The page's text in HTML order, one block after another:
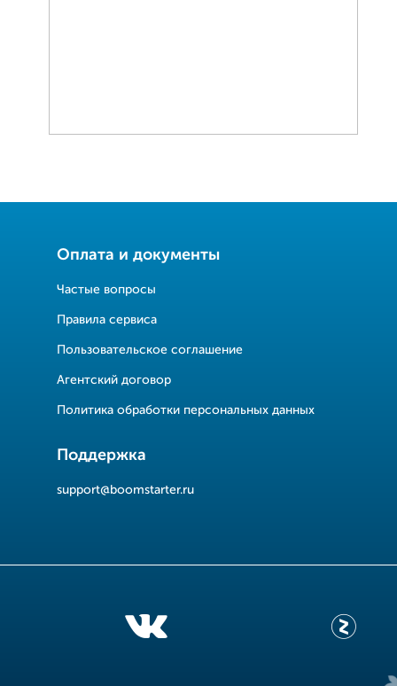
Оплата и документы
Частые вопросы
Правила сервиса
Пользовательское соглашение
Агентский договор
Политика обработки персональных данных
Поддержка
support@boomstarter.ru